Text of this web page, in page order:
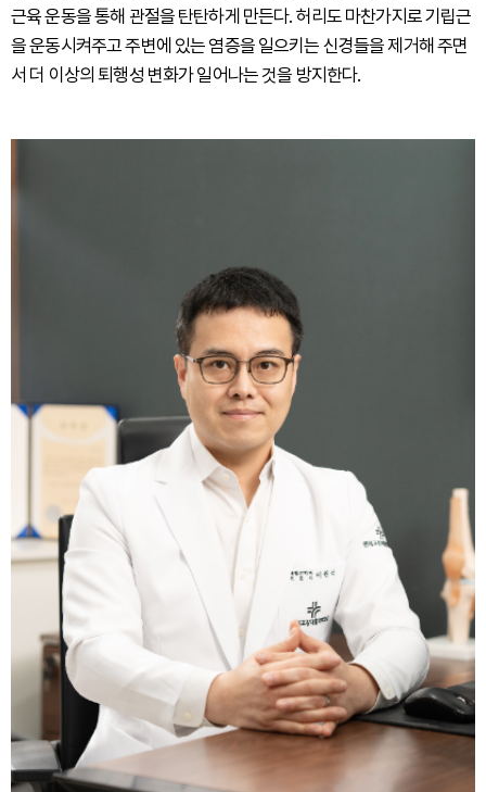
근육 운동을 통해 관절을 탄탄하게 만든다. 허리도 마찬가지로 기립근
을 운동시켜주고 주변에 있는 염증을 일으키는 신경들을 제거해 주면
서 더 이상의 퇴행성 변화가 일어나는 것을 방지한다.